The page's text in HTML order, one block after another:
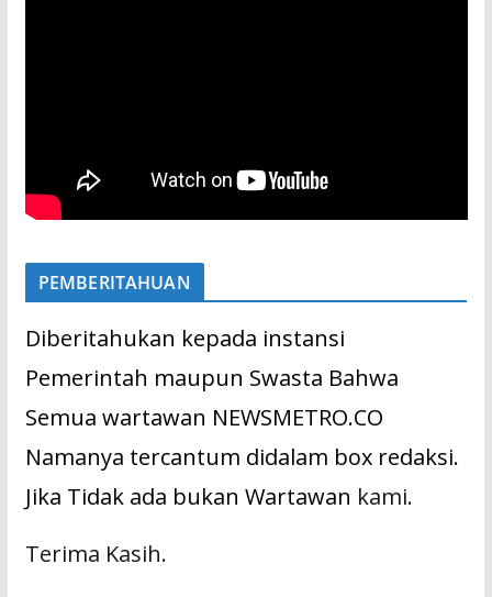
PEMBERITAHUAN
Diberitahukan kepada instansi
Pemerintah maupun Swasta Bahwa
Semua wartawan NEWSMETRO.CO
Namanya tercantum didalam box redaksi.
Jika Tidak ada bukan Wartawan kami.
Terima Kasih.